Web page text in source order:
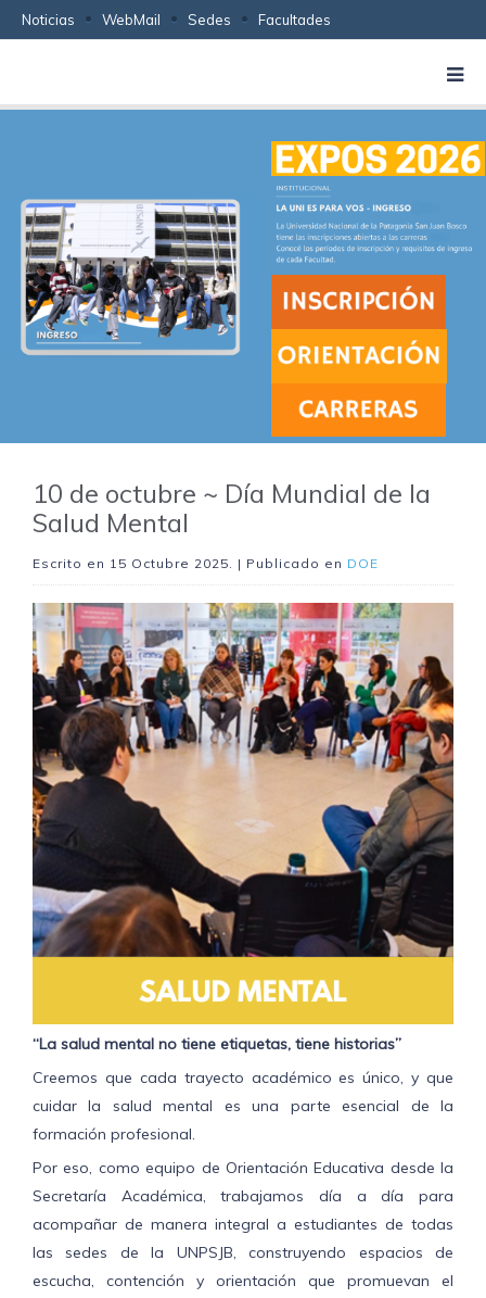
Noticias WebMail Sedes Facultades
10 de octubre ~ Día Mundial de la
Salud Mental
Escrito en 15 Octubre 2025. | Publicado en DOE
“La salud mental no tiene etiquetas, tiene historias”
Creemos que cada trayecto académico es único, y que
cuidar la salud mental es una parte esencial de la
formación profesional.
Por eso, como equipo de Orientación Educativa desde la
Secretaría Académica, trabajamos día a día para
acompañar de manera integral a estudiantes de todas
las sedes de la UNPSJB, construyendo espacios de
escucha, contención y orientación que promuevan el